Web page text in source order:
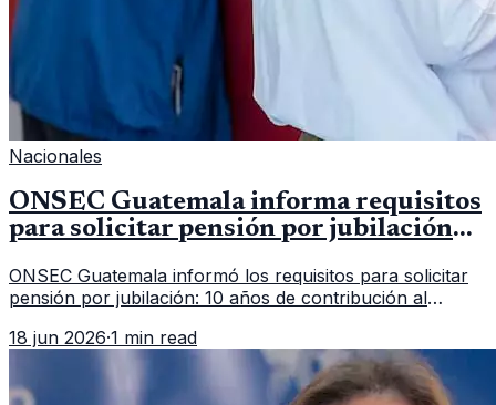
Nacionales
ONSEC Guatemala informa requisitos
para solicitar pensión por jubilación
ONSEC Guatemala informó los requisitos para solicitar
pensión por jubilación: 10 años de contribución al
importar edad.
18 jun 2026·1 min read